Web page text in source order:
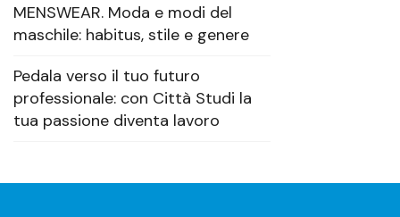
MENSWEAR. Moda e modi del
maschile: habitus, stile e genere
Pedala verso il tuo futuro
professionale: con Città Studi la
tua passione diventa lavoro